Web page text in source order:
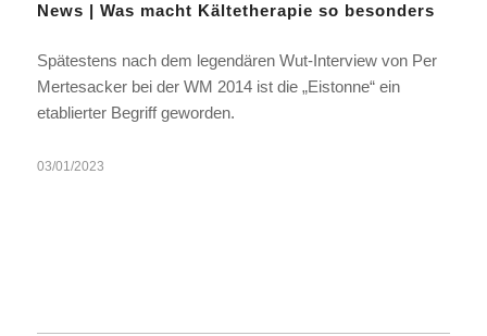
News | Was macht Kältetherapie so besonders
Spätestens nach dem legendären Wut-Interview von Per
Mertesacker bei der WM 2014 ist die „Eistonne“ ein
etablierter Begriff geworden.
03/01/2023